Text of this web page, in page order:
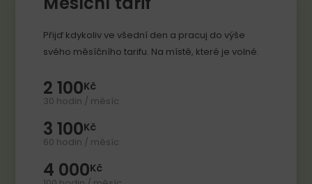
Přijď kdykoliv ve všední den a pracuj do výše
svého měsíčního tarifu. Na místě, které je volné.
2 100Kč
30 hodin / měsíc
3 100Kč
60 hodin / měsíc
4 000Kč